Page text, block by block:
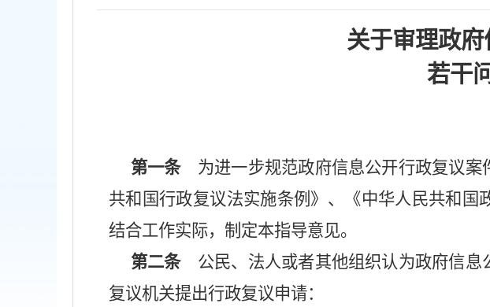
关于审理政
若干
第一条为进一步规范政府信息公开行政复议案
共和国行政复议法实施条例》、《中华人民共和国
结合工作实际，制定本指导意见。
第二条公民、法人或者其他组织认为政府信息
复议机关提出行政复议申请：